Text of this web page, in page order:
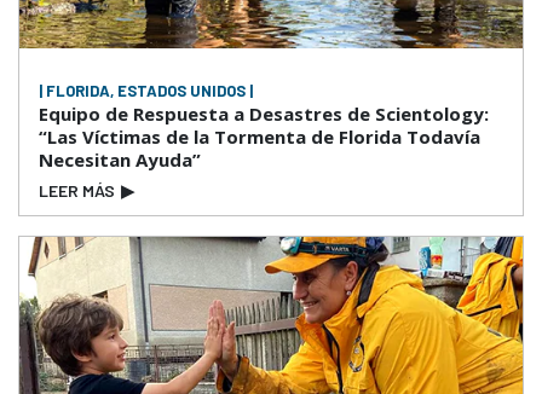
| FLORIDA, ESTADOS UNIDOS |
Equipo de Respuesta a Desastres de Scientology:
“Las Víctimas de la Tormenta de Florida Todavía
Necesitan Ayuda”
LEER MÁS ▶